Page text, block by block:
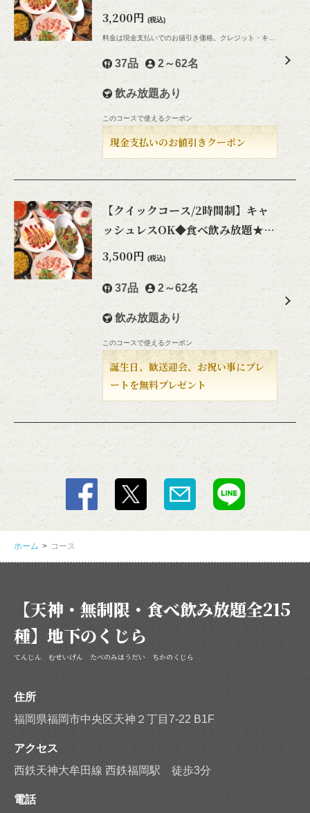
円★食べ飲み放題★
3,200円 (税込)
料金は現金支払いでのお値引き価格。クレジット・キャッシュレス支払いは通常料金です
37品 2～62名
飲み放題あり
このコースで使えるクーポン
現金支払いのお値引きクーポン
【クイックコース/2時間制】キャ
ッシュレスOK◆食べ飲み放題★料
理37種・ドリンク60種以上
3,500円 (税込)
37品 2～62名
飲み放題あり
このコースで使えるクーポン
誕生日、歓送迎会、お祝い事にプレ
ートを無料プレゼント
ホーム コース
【天神・無制限・食べ飲み放題全215
種】地下のくじら
てんじん むせいげん たべのみほうだい ちかのくじら
住所
福岡県福岡市中央区天神２丁目7-22 B1F
アクセス
西鉄天神大牟田線 西鉄福岡駅 徒歩3分
電話